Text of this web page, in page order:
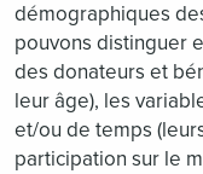
démographiques
pouvons distinguer
des donateurs et
leur âge), les
et/ou de temps
participation sur le